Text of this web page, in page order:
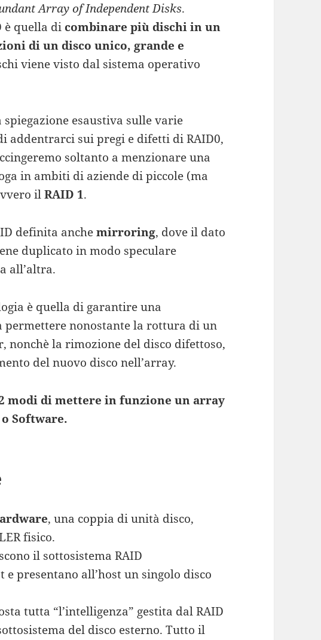
Array of Independent Disks.
è quella di combinare più dischi in un
di un disco unico, grande e
viene visto dal sistema operativo
esaustiva sulle varie
addentrarci sui pregi e difetti di RAID0,
soltanto a menzionare una
in ambiti di aziende di piccole (ma
ilRAID 1.
definita anchemirroring, dove il dato
duplicato in modo speculare
all’altra.
è quella di garantire una
permettere nonostante la rottura di un
nonchè la rimozione del disco difettoso,
del nuovo disco nell’array.
modi di mettere in funzione un array
Software.
, una coppia di unità disco,
fisico.
il sottosistema RAID
presentano all’host un singolo disco
tutta “l’intelligenza” gestita dal RAID
del disco esterno. Tutto il